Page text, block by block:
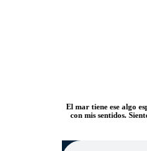
El mar tiene ese algo
con mis sentidos.